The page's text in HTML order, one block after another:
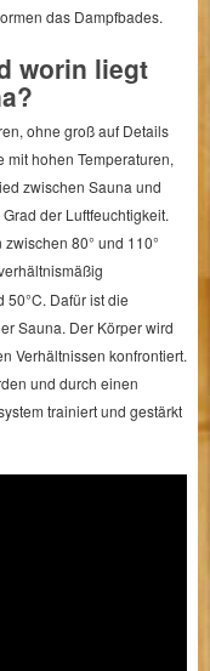
das Dampfbades.
worin liegt
ohne groß auf Details
hohen Temperaturen,
zwischen Sauna und
der Luftfeuchtigkeit.
80° und 110°
50°C. Dafür ist die
Sauna. Der Körper wird
Verhältnissen konfrontiert.
und durch einen
trainiert und gestärkt